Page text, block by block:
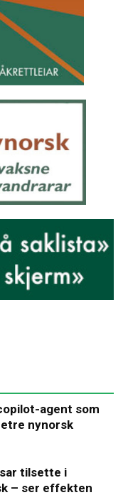
agent som
nynorsk
tilsette i
– ser effekten